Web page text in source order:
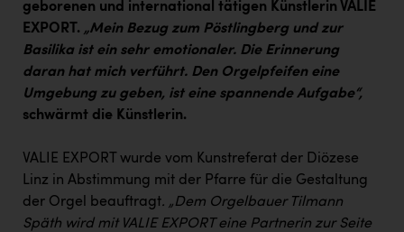
Orlen
Passage Linz
PÜSPÖK
REMAX
RE/MAX Welcome
Resch&Frisch
geborenen und international tätigen Künstlerin VALIE
EXPORT. „Mein Bezug zum Pöstlingberg und zur
Basilika ist ein sehr emotionaler. Die Erinnerung
daran hat mich verführt. Den Orgelpfeifen eine
Umgebung zu geben, ist eine spannende Aufgabe“,
schwärmt die Künstlerin.
VALIE EXPORT wurde vom Kunstreferat der Diözese
Linz in Abstimmung mit der Pfarre für die Gestaltung
der Orgel beauftragt. „Dem Orgelbauer Tilmann
Späth wird mit VALIE EXPORT eine Partnerin zur Seite